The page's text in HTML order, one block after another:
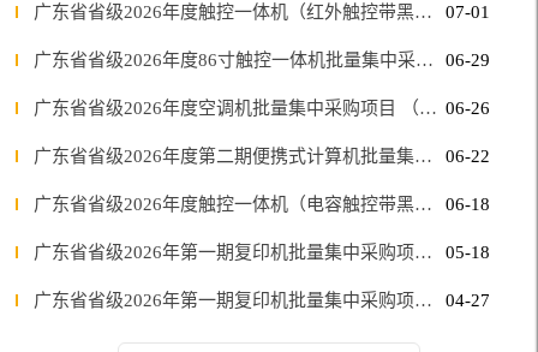
详见附件 广东省省级2026年度触控一体机（红外触控带黑板配置）批量集中采购项目（第二期）结果公告 07-01
广东省省级2026年度86寸触控一体机批量集中采购项目（第二期）结果公告 06-29
广东省省级2026年度空调机批量集中采购项目 （第二期）结果公告 06-26
广东省省级2026年度第二期便携式计算机批量集中采购项目（标段一）中标公告 06-22
广东省省级2026年度触控一体机（电容触控带黑板配置）批量集中采购项目（第二期）结果公告 06-18
广东省省级2026年第一期复印机批量集中采购项目 （标段一）结果更正公告（第二次） 05-18
广东省省级2026年第一期复印机批量集中采购项目（标段三） 中标公告 04-27